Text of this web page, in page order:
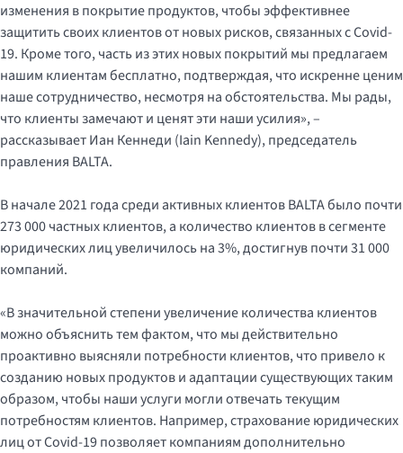
изменения в покрытие продуктов, чтобы эффективнее
защитить своих клиентов от новых рисков, связанных с Covid-
19. Кроме того, часть из этих новых покрытий мы предлагаем
нашим клиентам бесплатно, подтверждая, что искренне ценим
наше сотрудничество, несмотря на обстоятельства. Мы рады,
что клиенты замечают и ценят эти наши усилия», –
рассказывает Иан Кеннеди (Iain Kennedy), председатель
правления BALTA.
В начале 2021 года среди активных клиентов BALTA было почти
273 000 частных клиентов, а количество клиентов в сегменте
юридических лиц увеличилось на 3%, достигнув почти 31 000
компаний.
«В значительной степени увеличение количества клиентов
можно объяснить тем фактом, что мы действительно
проактивно выясняли потребности клиентов, что привело к
созданию новых продуктов и адаптации существующих таким
образом, чтобы наши услуги могли отвечать текущим
потребностям клиентов. Например, страхование юридических
лиц от Covid-19 позволяет компаниям дополнительно